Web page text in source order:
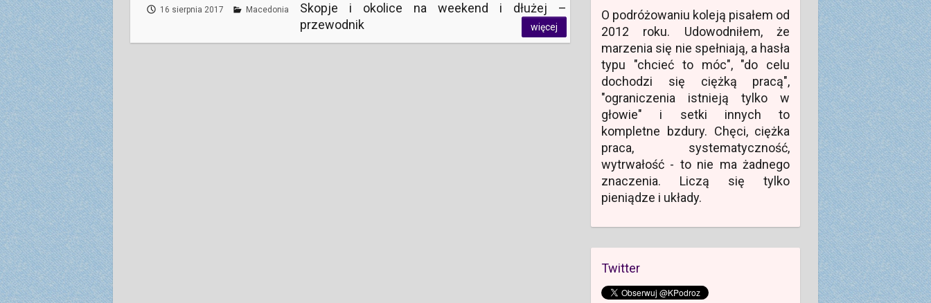
16 sierpnia 2017 Macedonia
Skopje i okolice na weekend i dłużej –
przewodnik
więcej
O podróżowaniu koleją pisałem od
2012 roku. Udowodniłem, że
marzenia się nie spełniają, a hasła
typu "chcieć to móc", "do celu
dochodzi się ciężką pracą",
"ograniczenia istnieją tylko w
głowie" i setki innych to
kompletne bzdury. Chęci, ciężka
praca, systematyczność,
wytrwałość - to nie ma żadnego
znaczenia. Liczą się tylko
pieniądze i układy.
Twitter